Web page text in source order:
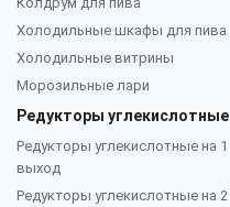
Холодильные шкафы для пива
Холодильные витрины
Морозильные лари
Редукторы углекислотные
Редукторы углекислотные на 1
выход
Редукторы углекислотные на 2